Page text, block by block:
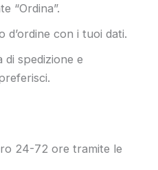
“Ordina”.
d’ordine con i tuoi dati.
di spedizione e
24-72 ore tramite le